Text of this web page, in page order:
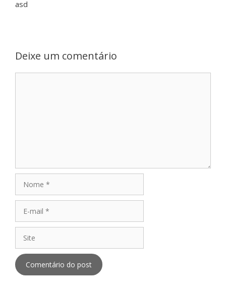
asd
Deixe um comentário